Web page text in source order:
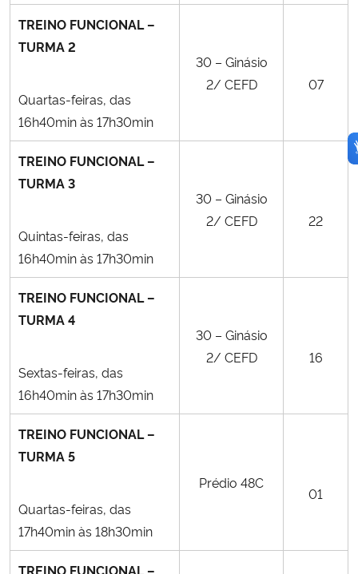
TREINO FUNCIONAL –
TURMA 2
Quartas-feiras, das
16h40min às 17h30min
30 – Ginásio
2/ CEFD
07
TREINO FUNCIONAL –
TURMA 3
Quintas-feiras, das
16h40min às 17h30min
30 – Ginásio
2/ CEFD
22
TREINO FUNCIONAL –
TURMA 4
Sextas-feiras, das
16h40min às 17h30min
30 – Ginásio
2/ CEFD
16
TREINO FUNCIONAL –
TURMA 5
Quartas-feiras, das
17h40min às 18h30min
Prédio 48C
01
TREINO FUNCIONAL –